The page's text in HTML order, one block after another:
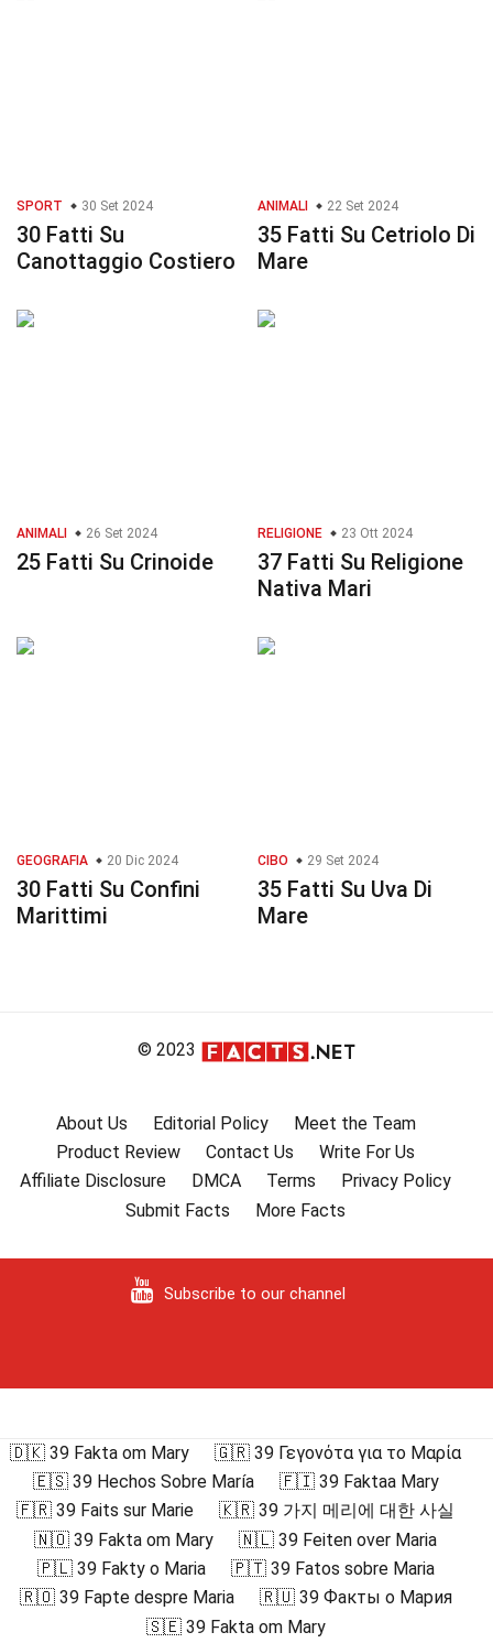
SPORT 30 Set 2024
30 Fatti Su
Canottaggio Costiero
ANIMALI 22 Set 2024
35 Fatti Su Cetriolo Di
Mare
ANIMALI 26 Set 2024
25 Fatti Su Crinoide
RELIGIONE 23 Ott 2024
37 Fatti Su Religione
Nativa Mari
GEOGRAFIA 20 Dic 2024
30 Fatti Su Confini
Marittimi
CIBO 29 Set 2024
35 Fatti Su Uva Di
Mare
© 2023
About Us Editorial Policy
Meet the Team
Product Review
Contact Us
Write For Us
Affiliate Disclosure
DMCA Terms
Privacy Policy
Submit Facts
More Facts
Subscribe to our channel
🇩🇰 39 Fakta om Mary
🇬🇷 39 Γεγονότα για το Μαρία
🇪🇸 39 Hechos Sobre María
🇫🇮 39 Faktaa Mary
🇫🇷 39 Faits sur Marie
🇰🇷 39 가지 메리에 대한 사실
🇳🇴 39 Fakta om Mary
🇳🇱 39 Feiten over Maria
🇵🇱 39 Fakty o Maria
🇵🇹 39 Fatos sobre Maria
🇷🇴 39 Fapte despre Maria
🇷🇺 39 Факты о Мария
🇸🇪 39 Fakta om Mary